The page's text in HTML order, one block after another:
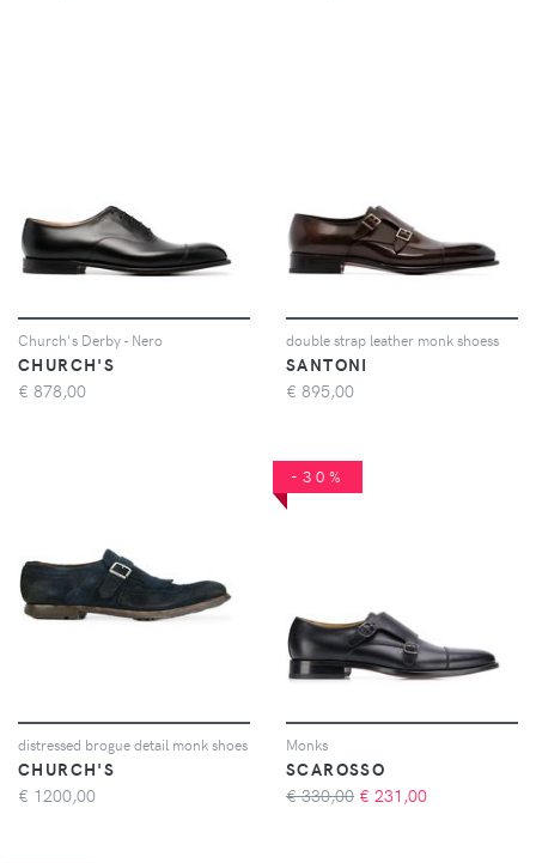
Church's Derby - Nero
CHURCH'S
€ 878,00
double strap leather monk shoess
SANTONI
€ 895,00
distressed brogue detail monk shoes
CHURCH'S
€ 1200,00
-30%
Monks
SCAROSSO
€ 330,00 € 231,00